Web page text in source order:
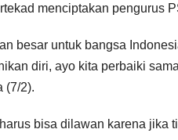
menciptakan pengurus
besar untuk bangsa
diri, ayo kita perbaiki
(7/2).
bisa dilawan karena jika